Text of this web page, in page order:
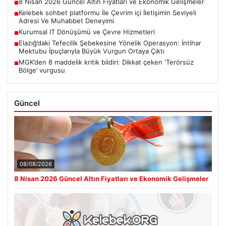
■
■Kelebek sohbet platformu İle Çevrim içi İletişimin Seviyeli
Adresi Ve Muhabbet Deneyimi
■Kurumsal IT Dönüşümü ve Çevre Hizmetleri
■Elazığ’daki Tefecilik Şebekesine Yönelik Operasyon: İntihar
Mektubu İpuçlarıyla Büyük Vurgun Ortaya Çıktı
■MGK’den 8 maddelik kritik bildiri: Dikkat çeken ‘Terörsüz
Bölge’ vurgusu
Güncel
08/08/2026
8 Nisan 2026 Güncel Altın Fiyatları ve Ekonomik Gelişmeler